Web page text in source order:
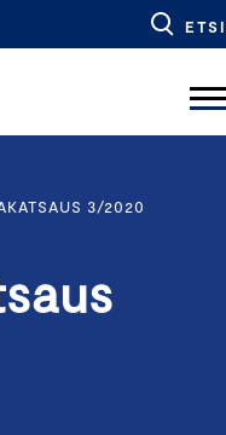
ETSI
3/2020